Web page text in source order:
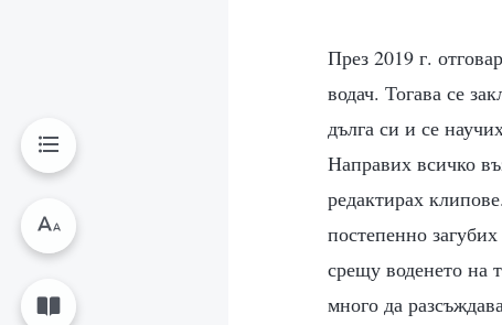
През 2019 г.
водач. Тогава се
дълга си и се
Направих всичко
редактирах
постепенно
срещу воденето на
много да